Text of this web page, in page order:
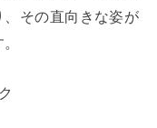
その直向きな姿が